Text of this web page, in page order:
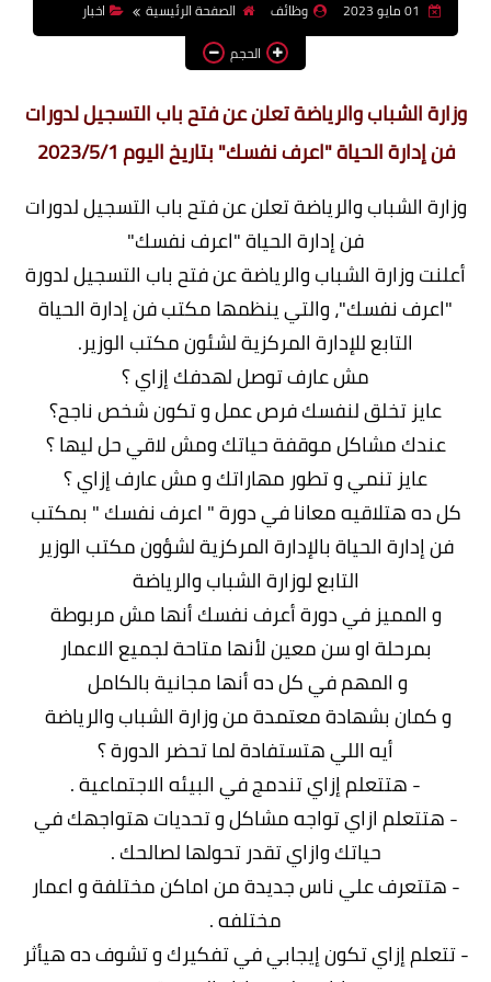
وظائف اعضاء هيئة تدريس
بالجامعات والمعاهد
اخبار
وظائف الصفحة الرئيسية
اخبار
الحجم
الشباب والرياضة تعلن عن فتح باب التسجيل لدورات
فن إدارة الحياة "اعرف نفسك" بتاريخ اليوم 2023/5/1
الشباب والرياضة تعلن عن فتح باب التسجيل لدورات
فن إدارة الحياة "اعرف نفسك"
وزارة الشباب والرياضة عن فتح باب التسجيل لدورة
"اعرف نفسك"، والتي ينظمها مكتب فن إدارة الحياة
التابع للإدارة المركزية لشئون مكتب الوزير.
مش عارف توصل لهدفك إزاي ؟
عايز تخلق لنفسك فرص عمل و تكون شخص ناجح؟
عندك مشاكل موقفة حياتك ومش لاقي حل ليها ؟
عايز تنمي و تطور مهاراتك و مش عارف إزاي ؟
ده هتلاقيه معانا في دورة " اعرف نفسك " بمكتب
فن إدارة الحياة بالإدارة المركزية لشؤون مكتب الوزير
التابع لوزارة الشباب والرياضة
و المميز في دورة أعرف نفسك أنها مش مربوطة
بمرحلة او سن معين لأنها متاحة لجميع الاعمار
و المهم في كل ده أنها مجانية بالكامل
و كمان بشهادة معتمدة من وزارة الشباب والرياضة
أيه اللي هتستفادة لما تحضر الدورة ؟
- هتتعلم إزاي تندمج في البيئه الاجتماعية .
- هتتعلم ازاي تواجه مشاكل و تحديات هتواجهك في
حياتك وازاي تقدر تحولها لصالحك .
هتتعرف علي ناس جديدة من اماكن مختلفة و اعمار
مختلفه .
إزاي تكون إيجابي في تفكيرك و تشوف ده هيأثر